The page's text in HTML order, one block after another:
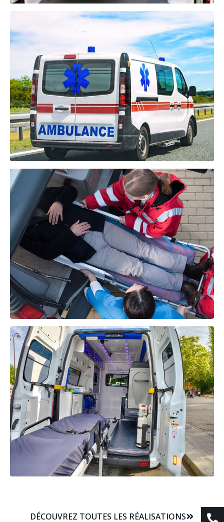
DÉCOUVREZ TOUTES LES RÉALISATIONS